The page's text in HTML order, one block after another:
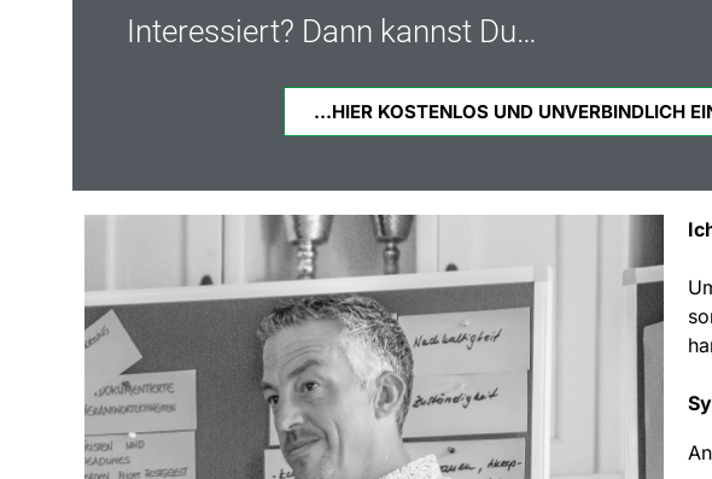
Interessiert? Dann kannst Du…
...HIER KOSTENLOS UND UNVERBINDLICH